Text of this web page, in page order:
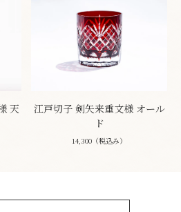
天
江戸切子 剣矢来重文様 オール
ド
14,300（税込み）